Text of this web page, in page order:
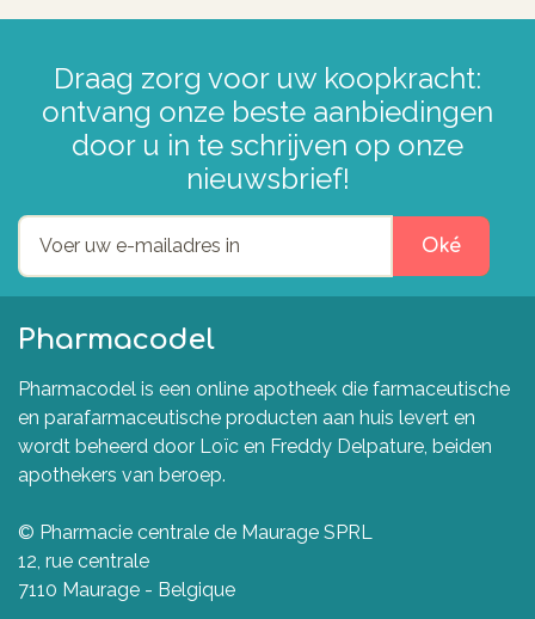
Draag zorg voor uw koopkracht:
ontvang onze beste aanbiedingen
door u in te schrijven op onze
nieuwsbrief!
Oké
Pharmacodel
Pharmacodel is een online apotheek die farmaceutische
en parafarmaceutische producten aan huis levert en
wordt beheerd door Loïc en Freddy Delpature, beiden
apothekers van beroep.
© Pharmacie centrale de Maurage SPRL
12, rue centrale
7110 Maurage - Belgique